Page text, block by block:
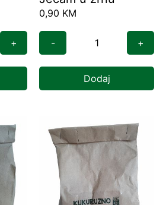
+
0,90 KM
- +
Dodaj